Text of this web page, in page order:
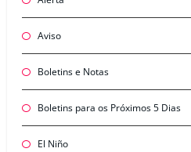
Aviso
Boletins e Notas
Boletins para os Próximos 5 Dias
El Niño